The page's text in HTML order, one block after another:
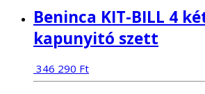
Beninca KIT-BILL 4
kapunyitó szett
346 290 Ft